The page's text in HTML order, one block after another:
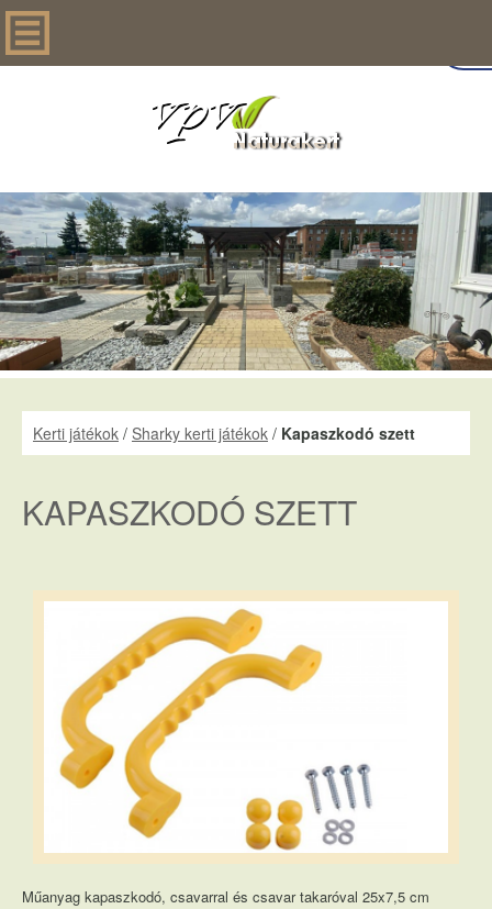
Kerti játékok / Sharky kerti játékok / Kapaszkodó szett
KAPASZKODÓ SZETT
Műanyag kapaszkodó, csavarral és csavar takaróval 25x7,5 cm